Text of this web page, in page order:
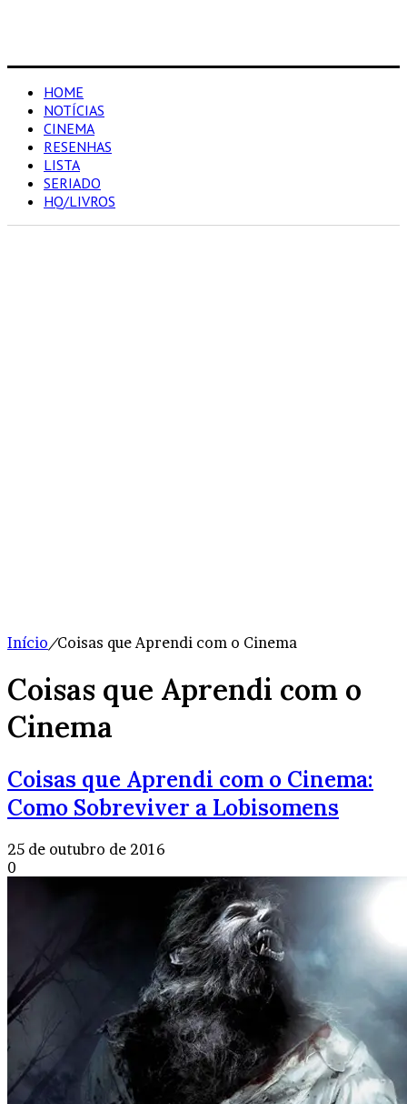
HOME
NOTÍCIAS
CINEMA
RESENHAS
LISTA
SERIADO
HQ/LIVROS
Início/Coisas que Aprendi com o Cinema
Coisas que Aprendi com o
Cinema
Coisas que Aprendi com o Cinema:
Como Sobreviver a Lobisomens
25 de outubro de 2016
0